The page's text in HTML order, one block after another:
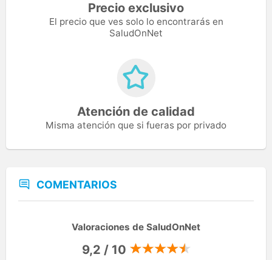
Precio exclusivo
El precio que ves solo lo encontrarás en
SaludOnNet
Atención de calidad
Misma atención que si fueras por privado
COMENTARIOS
Valoraciones de SaludOnNet
9,2 / 10